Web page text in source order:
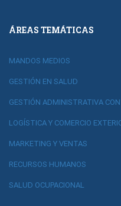
ÁREAS TEMÁTICAS
MANDOS MEDIOS
GESTIÓN EN SALUD
GESTIÓN ADMINISTRATIVA
LOGÍSTICA Y COMERCIO
MARKETING Y VENTAS
RECURSOS HUMANOS
SALUD OCUPACIONAL